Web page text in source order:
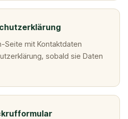
Seite mit Kontaktdaten
sobald sie Daten